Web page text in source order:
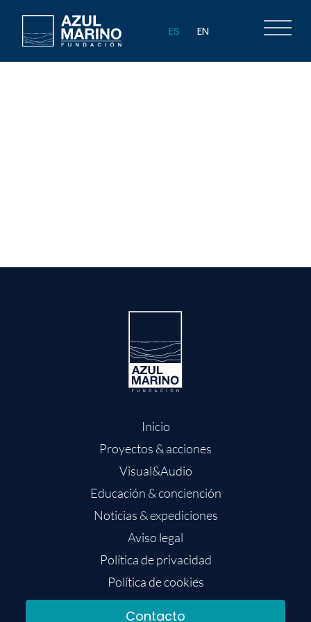
ES EN
Inicio
Proyectos & acciones
Visual&Audio
Educación & conciención
Noticias & expediciones
Aviso legal
Política de privacidad
Política de cookies
Contacto